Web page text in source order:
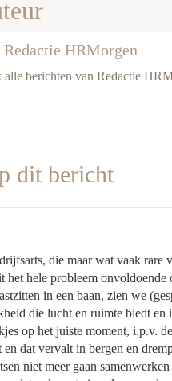
Redactie HRMorgen
berichten van Redactie
dit bericht
die maar wat vaak rare
het hele probleem
in een baan, zien we
die lucht en ruimte biedt
op het juiste moment, i.p.v.
dat vervalt in bergen en
niet meer gaan